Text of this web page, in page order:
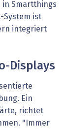
in Smartthings
System ist
integriert
Displays
Ein
richtet
"Immer